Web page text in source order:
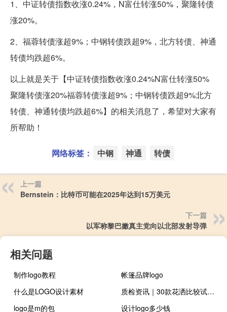
1、中证转债指数收涨0.24%，N富仕转涨50%，聚隆转债
涨20%。
2、福蓉转债涨超9%；中钢转债跌超9%，北方转债、神通
转债均跌超6%。
以上就是关于【中证转债指数收涨0.24%N富仕转涨50%
聚隆转债涨20%福蓉转债涨超9%；中钢转债跌超9%北方
转债、神通转债均跌超6%】的相关消息了，希望对大家有
所帮助！
网络标签： 中钢 神通 转债
上一篇
Bernstein：比特币可能在2025年达到15万美元
下一篇
以军称黎巴嫩真主党向以北部发射导弹
相关问题
制作logo教程
帐篷品牌logo
什么是LOGO设计素材
质检资讯｜30款花洒比较试验如何选用更安全？ 到底什么情况嘞
logo是m的包
设计logo多少钱